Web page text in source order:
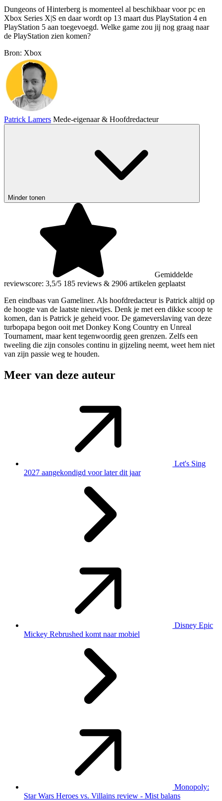
Dungeons of Hinterberg is momenteel al beschikbaar voor pc en
Xbox Series X|S en daar wordt op 13 maart dus PlayStation 4 en
PlayStation 5 aan toegevoegd. Welke game zou jij nog graag naar
de PlayStation zien komen?
Bron: Xbox
Patrick Lamers Mede-eigenaar & Hoofdredacteur
Minder tonen
Gemiddelde
reviewscore: 3,5/5 185 reviews & 2906 artikelen geplaatst
Een eindbaas van Gameliner. Als hoofdredacteur is Patrick altijd op
de hoogte van de laatste nieuwtjes. Denk je met een dikke scoop te
komen, dan is Patrick je geheid voor. De gameverslaving van deze
turbopapa begon ooit met Donkey Kong Country en Unreal
Tournament, maar kent tegenwoordig geen grenzen. Zelfs een
tweeling die zijn consoles continu in gijzeling neemt, weet hem niet
van zijn passie weg te houden.
Meer van deze auteur
Let's Sing
2027 aangekondigd voor later dit jaar
Disney Epic
Mickey Rebrushed komt naar mobiel
Monopoly:
Star Wars Heroes vs. Villains review - Mist balans